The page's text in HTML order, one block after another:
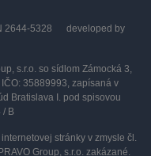
2644-5328
developed by
s.r.o. so sídlom Zámocká 3,
35889993, zapísaná v
Bratislava I. pod spisovou
/ B
stránky v zmysle čl.
Group, s.r.o. zakázané.